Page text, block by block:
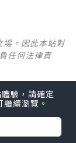
場。因此本站對
任何法律責
劃》
驗，請確定
繼續瀏覽。